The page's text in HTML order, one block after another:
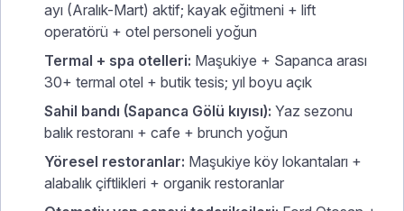
ayı (Aralık-Mart) aktif; kayak eğitmeni + lift
operatörü + otel personeli yoğun
Termal + spa otelleri: Maşukiye + Sapanca arası
30+ termal otel + butik tesis; yıl boyu açık
Sahil bandı (Sapanca Gölü kıyısı): Yaz sezonu
balık restoranı + cafe + brunch yoğun
Yöresel restoranlar: Maşukiye köy lokantaları +
alabalık çiftlikleri + organik restoranlar